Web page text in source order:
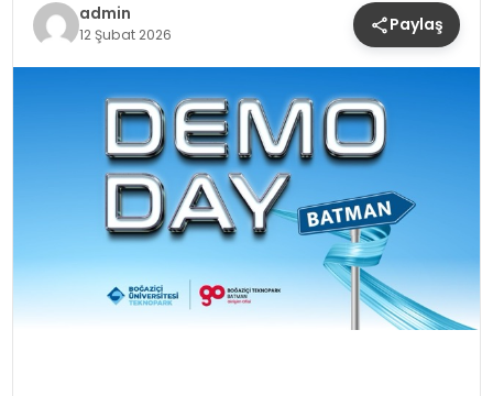
admin
12 Şubat 2026 Paylaş